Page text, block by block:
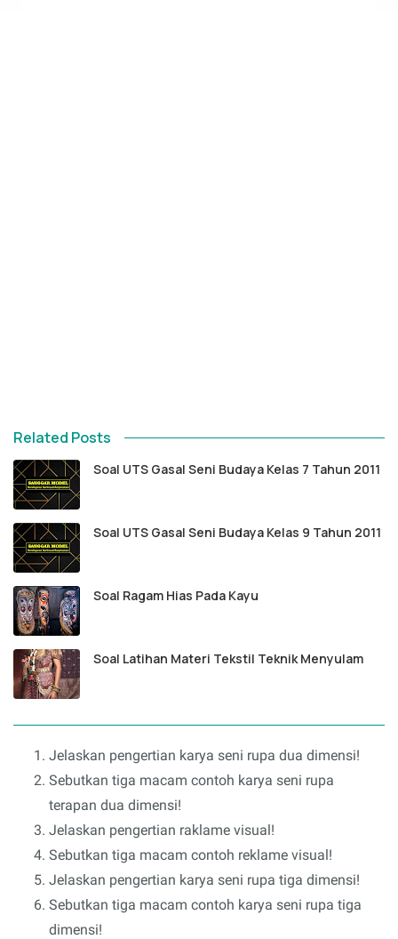
Related Posts
Soal UTS Gasal Seni Budaya Kelas 7 Tahun 2011
Soal UTS Gasal Seni Budaya Kelas 9 Tahun 2011
Soal Ragam Hias Pada Kayu
Soal Latihan Materi Tekstil Teknik Menyulam
Jelaskan pengertian karya seni rupa dua dimensi!
Sebutkan tiga macam contoh karya seni rupa
terapan dua dimensi!
Jelaskan pengertian raklame visual!
Sebutkan tiga macam contoh reklame visual!
Jelaskan pengertian karya seni rupa tiga dimensi!
Sebutkan tiga macam contoh karya seni rupa tiga
dimensi!